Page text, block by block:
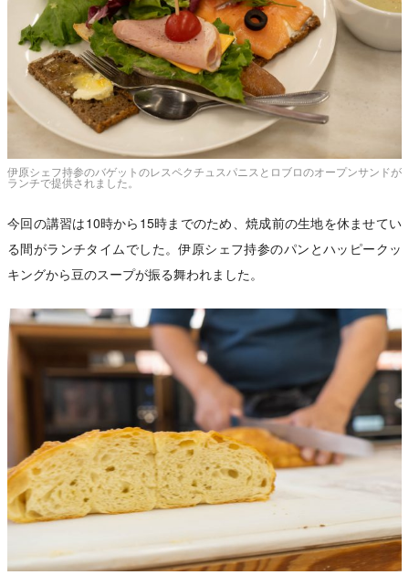
伊原シェフ持参のバゲットのレスペクチュスパニスとロブロのオープンサンドが
ランチで提供されました。
今回の講習は10時から15時までのため、焼成前の生地を休ませてい
る間がランチタイムでした。伊原シェフ持参のパンとハッピークッ
キングから豆のスープが振る舞われました。